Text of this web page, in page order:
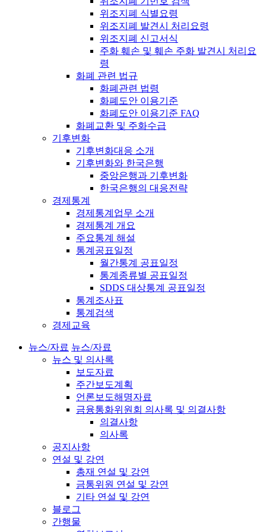
위조지폐 식별요령
위조지폐 발견시 처리요령
위조지폐 신고서식
주화 훼손 및 훼손 주화 발견시 처리요
령
화폐 관련 법규
화폐관련 법령
화폐도안 이용기준
화폐도안 이용기준 FAQ
화폐교환 및 주화수급
기후변화
기후변화대응 소개
기후변화와 한국은행
중앙은행과 기후변화
한국은행의 대응전략
경제통계
경제통계업무 소개
경제통계 개요
주요통계 해설
통계공표일정
월간통계 공표일정
통계종류별 공표일정
SDDS 대상통계 공표일정
통계조사표
통계검색
경제교육
뉴스/자료 뉴스/자료
뉴스 및 의사록
보도자료
주간보도계획
언론보도해명자료
금융통화위원회 의사록 및 의결사항
의결사항
의사록
공지사항
연설 및 강연
총재 연설 및 강연
금통위원 연설 및 강연
기타 연설 및 강연
블로그
간행물